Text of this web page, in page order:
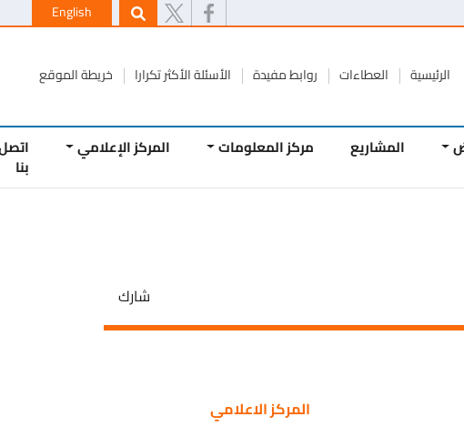
English
العطاءات روابط مفيدة الأسئلة الأكثر تكرارا خريطة الموقع
المشاريع مركز المعلومات المركز الإعلامي اتصل
المركز الاعلامي